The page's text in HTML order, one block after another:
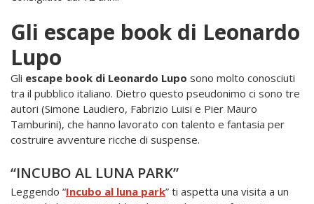
Gli escape book di Leonardo
Lupo
Gli escape book di Leonardo Lupo sono molto conosciuti
tra il pubblico italiano. Dietro questo pseudonimo ci sono tre
autori (Simone Laudiero, Fabrizio Luisi e Pier Mauro
Tamburini), che hanno lavorato con talento e fantasia per
costruire avventure ricche di suspense.
“INCUBO AL LUNA PARK”
Leggendo “Incubo al luna park” ti aspetta una visita a un